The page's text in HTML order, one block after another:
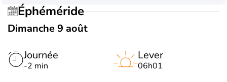
Éphéméride
Dimanche 9 août
Journée
-2 min
Lever
06h01